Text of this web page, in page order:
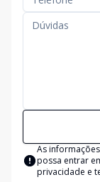
As
possa entrar
privacidade e